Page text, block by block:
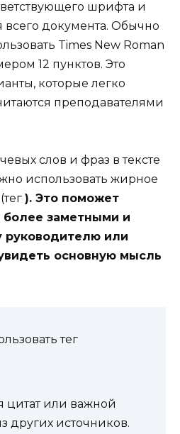
шрифта и
документа. Обычно
Times New Roman
12 пунктов. Это
которые легко
преподавателями
слов и фраз в тексте
использовать жирное
). Это поможет
более заметными и
руководителю или
основную мысль
тег
цитат или важной
других источников.